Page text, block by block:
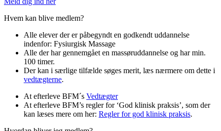
Hvem kan blive medlem?
Alle elever der er påbegyndt en godkendt uddannelse
indenfor: Fysiurgisk Massage
Alle der har gennemgået en massøruddannelse og har min.
100 timer.
Der kan i særlige tilfælde søges merit, læs nærmere om dette i
vedtægterne.
At efterleve BFM´s Vedtægter
At efterleve BFM’s regler for ‘God klinisk praksis’, som der
kan læses mere om her: Regler for god klinisk praksis.